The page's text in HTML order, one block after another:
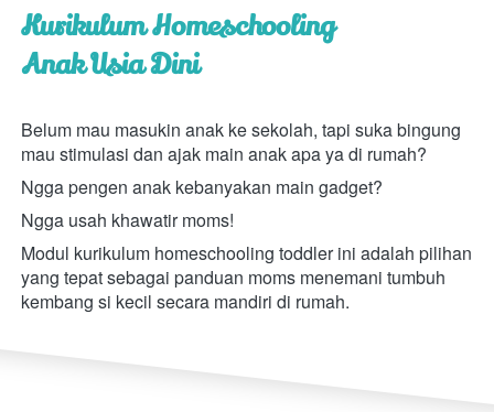
Kurikulum Homeschooling
Anak Usia Dini
Belum mau masukin anak ke sekolah, tapi suka bingung
mau stimulasi dan ajak main anak apa ya di rumah?
Ngga pengen anak kebanyakan main gadget?
Ngga usah khawatir moms!
Modul kurikulum homeschooling toddler ini adalah pilihan
yang tepat sebagai panduan moms menemani tumbuh
kembang si kecil secara mandiri di rumah.